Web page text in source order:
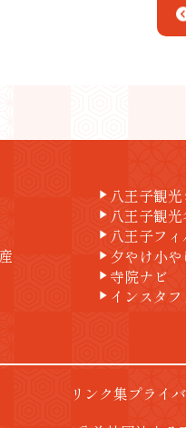
play_arrow 八王子観
play_arrow 八王子観
play_arrow 八王子フ
play_arrow 夕やけ小
play_arrow 寺院ナビ
play_arrow インスタ
リンク集プライ